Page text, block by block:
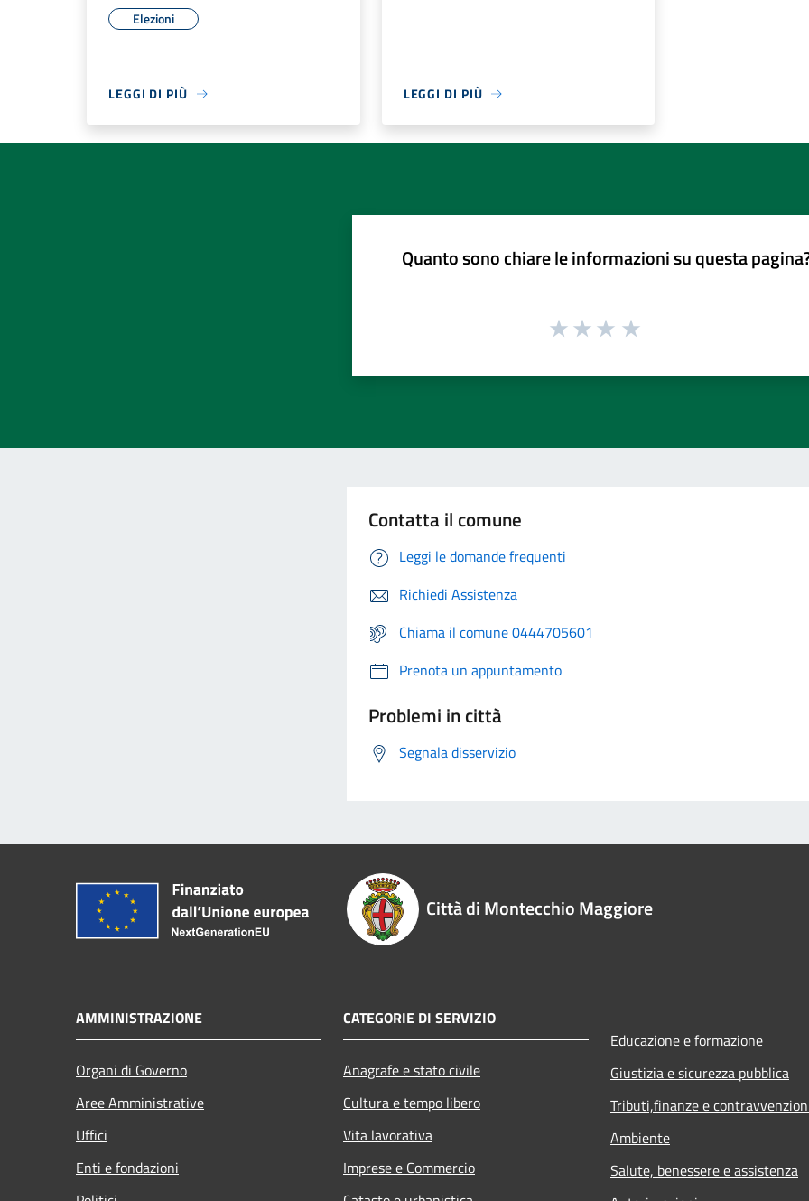
Elezioni
LEGGI DI PIÙ LEGGI DI PIÙ
Quanto sono chiare le informazioni su questa
Contatta il comune
Leggi le domande frequenti
Richiedi Assistenza
Chiama il comune 0444705601
Prenota un appuntamento
Problemi in città
Segnala disservizio
Città di Montecchio Maggiore
AMMINISTRAZIONE
Organi di Governo
Aree Amministrative
Uffici
Enti e fondazioni
CATEGORIE DI SERVIZIO
Anagrafe e stato civile
Cultura e tempo libero
Vita lavorativa
Imprese e Commercio
Educazione e formazione
Giustizia e sicurezza pubblica
Tributi,finanze e
Ambiente
Salute, benessere e assistenza